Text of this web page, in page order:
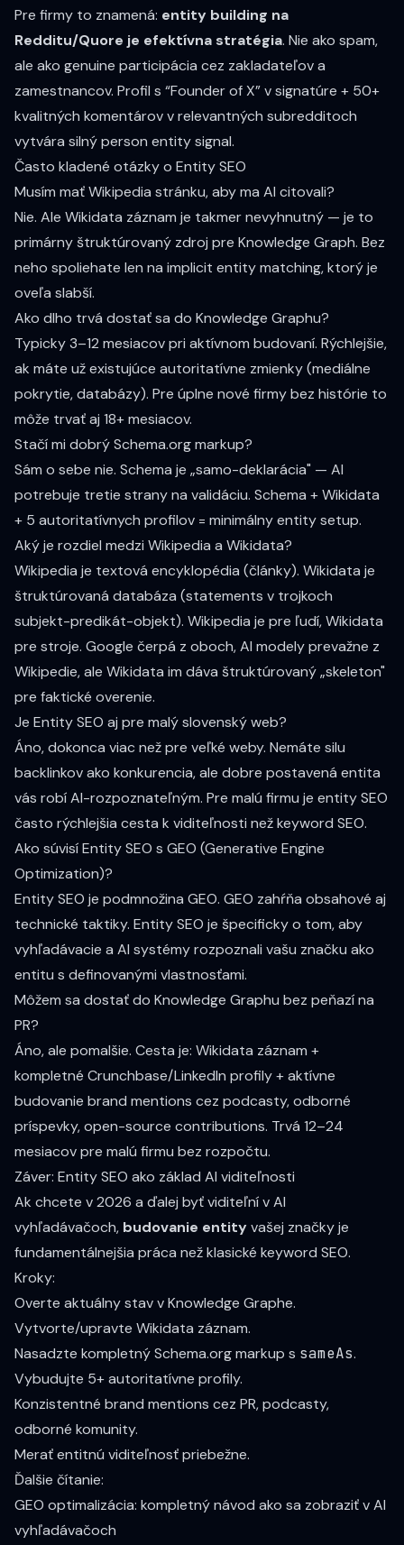
Pre firmy to znamená: entity building na
Redditu/Quore je efektívna stratégia. Nie ako spam,
ale ako genuine participácia cez zakladateľov a
zamestnancov. Profil s “Founder of X” v signatúre + 50+
kvalitných komentárov v relevantných subredditoch
vytvára silný person entity signal.
Často kladené otázky o Entity SEO
Musím mať Wikipedia stránku, aby ma AI citovali?
Nie. Ale Wikidata záznam je takmer nevyhnutný — je to
primárny štruktúrovaný zdroj pre Knowledge Graph. Bez
neho spoliehate len na implicit entity matching, ktorý je
oveľa slabší.
Ako dlho trvá dostať sa do Knowledge Graphu?
Typicky 3–12 mesiacov pri aktívnom budovaní. Rýchlejšie,
ak máte už existujúce autoritatívne zmienky (mediálne
pokrytie, databázy). Pre úplne nové firmy bez histórie to
môže trvať aj 18+ mesiacov.
Stačí mi dobrý Schema.org markup?
Sám o sebe nie. Schema je „samo-deklarácia" — AI
potrebuje tretie strany na validáciu. Schema + Wikidata
+ 5 autoritatívnych profilov = minimálny entity setup.
Aký je rozdiel medzi Wikipedia a Wikidata?
Wikipedia je textová encyklopédia (články). Wikidata je
štruktúrovaná databáza (statements v trojkoch
subjekt-predikát-objekt). Wikipedia je pre ľudí, Wikidata
pre stroje. Google čerpá z oboch, AI modely prevažne z
Wikipedie, ale Wikidata im dáva štruktúrovaný „skeleton"
pre faktické overenie.
Je Entity SEO aj pre malý slovenský web?
Áno, dokonca viac než pre veľké weby. Nemáte silu
backlinkov ako konkurencia, ale dobre postavená entita
vás robí AI-rozpoznateľným. Pre malú firmu je entity SEO
často rýchlejšia cesta k viditeľnosti než keyword SEO.
Ako súvisí Entity SEO s GEO (Generative Engine
Optimization)?
Entity SEO je podmnožina GEO. GEO zahŕňa obsahové aj
technické taktiky. Entity SEO je špecificky o tom, aby
vyhľadávacie a AI systémy rozpoznali vašu značku ako
entitu s definovanými vlastnosťami.
Môžem sa dostať do Knowledge Graphu bez peňazí na
PR?
Áno, ale pomalšie. Cesta je: Wikidata záznam +
kompletné Crunchbase/LinkedIn profily + aktívne
budovanie brand mentions cez podcasty, odborné
príspevky, open-source contributions. Trvá 12–24
mesiacov pre malú firmu bez rozpočtu.
Záver: Entity SEO ako základ AI viditeľnosti
Ak chcete v 2026 a ďalej byť viditeľní v AI
vyhľadávačoch, budovanie entityvašej značky je
fundamentálnejšia práca než klasické keyword SEO.
Kroky:
Overte aktuálny stav v Knowledge Graphe.
Vytvorte/upravte Wikidata záznam.
Nasadzte kompletný Schema.org markup s sameAs.
Vybudujte 5+ autoritatívne profily.
Konzistentné brand mentions cez PR, podcasty,
odborné komunity.
Merať entitnú viditeľnosť priebežne.
Ďalšie čítanie:
GEO optimalizácia: kompletný návod ako sa zobraziť v AI
vyhľadávačoch